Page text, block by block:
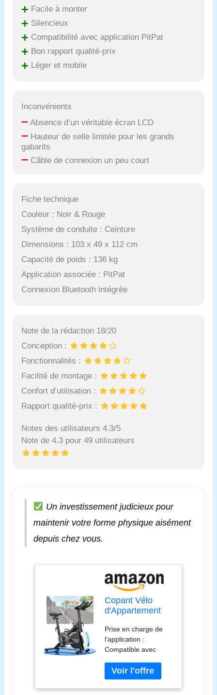
+ Facile à monter
+ Silencieux
+ Compatibilité avec application PitPat
+ Bon rapport qualité-prix
+ Léger et mobile
Inconvénients
– Absence d’un véritable écran LCD
– Hauteur de selle limitée pour les grands
gabarits
– Câble de connexion un peu court
Fiche technique
Couleur : Noir & Rouge
Système de conduite : Ceinture
Dimensions : 103 x 49 x 112 cm
Capacité de poids : 136 kg
Application associée : PitPat
Connexion Bluetooth intégrée
Note de la rédaction 18/20
Conception :
Fonctionnalités :
Facilité de montage :
Confort d’utilisation :
Rapport qualité-prix :
Notes des utilisateurs 4.3/5
Note de 4.3 pour 49 utilisateurs
Un investissement judicieux pour
maintenir votre forme physique aisément
depuis chez vous.
Copant Vélo
d'Appartement
avec Écran LCD
et Application,
Vélo d'Exercice
d'Intérieur avec
Résistance
Magnétique
Réglable,
Prise en charge de
l’application :
Compatible avec
suivez et analysez
facilement vos
données